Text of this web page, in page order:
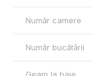
achizitionat
Pentru informatii
Număr camere
Număr bucătării